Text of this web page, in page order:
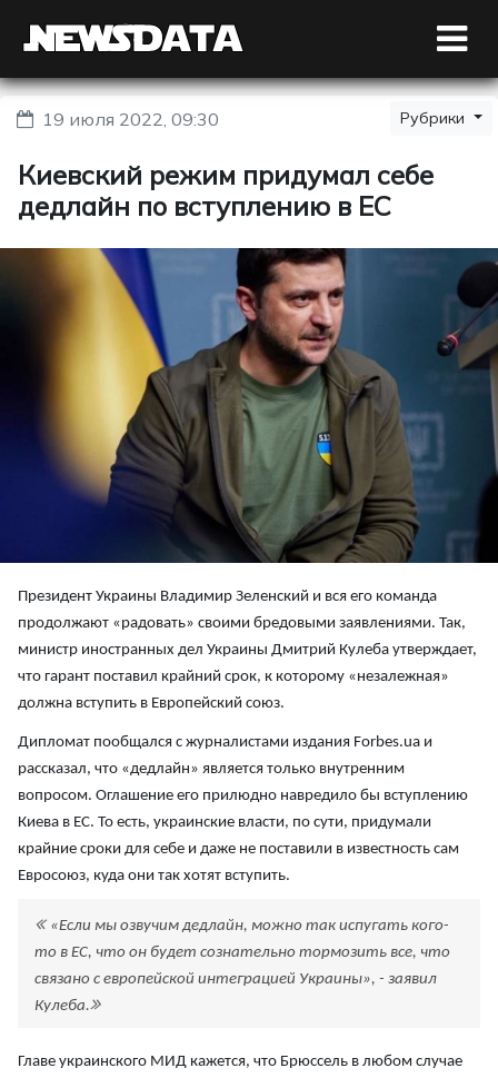
19 июля 2022, 09:30 Рубрики
Киевский режим придумал себе
дедлайн по вступлению в ЕС
Президент Украины Владимир Зеленский и вся его команда
продолжают «радовать» своими бредовыми заявлениями. Так,
министр иностранных дел Украины Дмитрий Кулеба утверждает,
что гарант поставил крайний срок, к которому «незалежная»
должна вступить в Европейский союз.
Дипломат пообщался с журналистами издания Forbes.ua и
рассказал, что «дедлайн» является только внутренним
вопросом. Оглашение его прилюдно навредило бы вступлению
Киева в ЕС. То есть, украинские власти, по сути, придумали
крайние сроки для себе и даже не поставили в известность сам
Евросоюз, куда они так хотят вступить.
«Если мы озвучим дедлайн, можно так испугать кого-
то в ЕС, что он будет сознательно тормозить все, что
связано с европейской интеграцией Украины», - заявил
Кулеба.
Главе украинского МИД кажется, что Брюссель в любом случае